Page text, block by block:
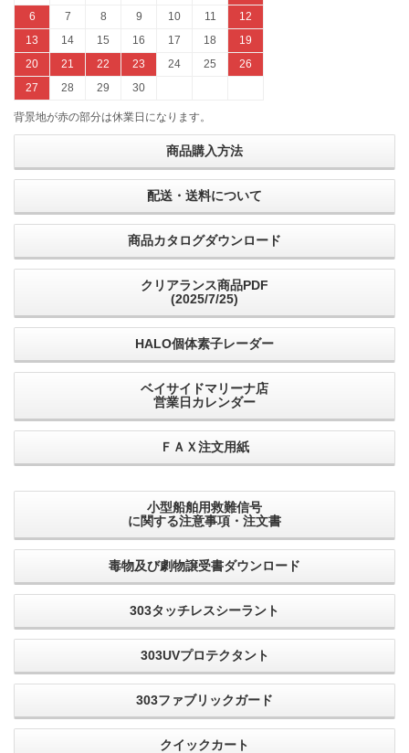
6
7 8 9 10 11
12
13
14 15 16 17 18
19
20
21 22 23 24 25
26
27
28 29 30
背景地が赤の部分は休業日になります。
商品購入方法
配送・送料について
商品カタログダウンロード
クリアランス商品PDF
(2025/7/25)
HALO個体素子レーダー
ベイサイドマリーナ店
営業日カレンダー
ＦＡＸ注文用紙
小型船舶用救難信号
に関する注意事項・注文書
毒物及び劇物譲受書ダウンロード
303タッチレスシーラント
303UVプロテクタント
303ファブリックガード
クイックカート